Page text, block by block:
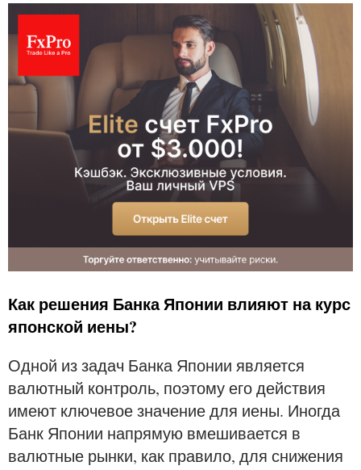
Как решения Банка Японии влияют на курс
японской иены?
Одной из задач Банка Японии является
валютный контроль, поэтому его действия
имеют ключевое значение для иены. Иногда
Банк Японии напрямую вмешивается в
валютные рынки, как правило, для снижения